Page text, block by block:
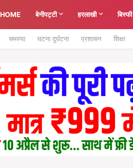
HOME बेनीपट्टी हरलाखी बिस्फी
समस्या घटना दुर्घटना प्रशासन शिक्षा